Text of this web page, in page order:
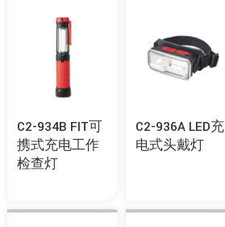
C2-934B FIT可
携式充电工作
检查灯
C2-936A LED充
电式头戴灯